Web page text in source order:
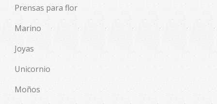
Prensas para flor
Marino
Joyas
Unicornio
Moños